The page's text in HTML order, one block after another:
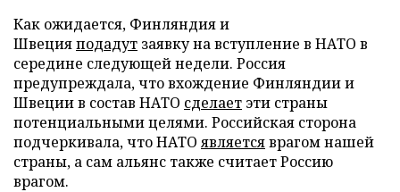
Как ожидается, Финляндия и
Швецияподадут заявку на вступление в НАТО в
середине следующей недели. Россия
предупреждала, что вхождение Финляндии и
Швеции в состав НАТО сделает эти страны
потенциальными целями. Российская сторона
подчеркивала, что НАТО являетсяврагом нашей
страны, а сам альянс также считает Россию
врагом.